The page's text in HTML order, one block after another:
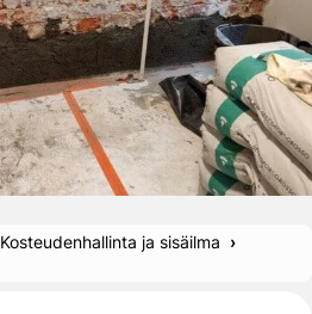
Kosteudenhallinta ja sisäilma